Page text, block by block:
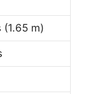
(1.65 m)